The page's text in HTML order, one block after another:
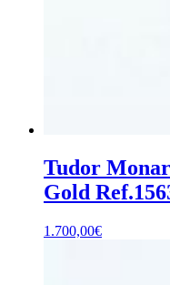
Tudor
Gold
1.700,00€